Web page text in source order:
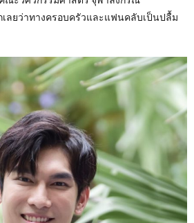
ลยว่าทางครอบครัวและแฟนคลับเป็นปลื้ม